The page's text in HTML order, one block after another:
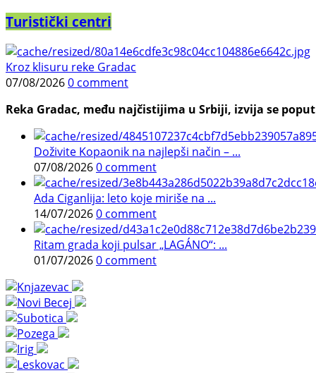
Turistički centri
Kroz klisuru reke Gradac
07/08/20260 comment
Reka Gradac, među najčistijima u Srbiji, izvija se
Doživite Kopaonik na najlepši način – ...
07/08/20260 comment
Ada Ciganlija: leto koje miriše na ...
14/07/20260 comment
Ritam grada koji pulsar „LAGÁNO“: ...
01/07/20260 comment